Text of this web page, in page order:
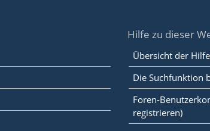
Hilfe zu dieser
Übersicht der
Die Suchfunktion
Foren-
registrieren)